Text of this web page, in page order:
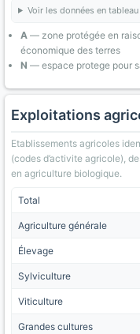
Voir les données en tableau
A — zone protégée en
économique des terres
N — espace protege pour
Exploitations
Etablissements agricoles
(codes d’activite agricole),
en agriculture biologique.
Total
Agriculture générale
Élevage
Sylviculture
Viticulture
Grandes cultures